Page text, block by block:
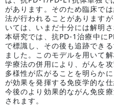
があります。そのため臨床で
法が行われることがあります
いては、いまだ十分には解明
本研究では、抗PD-1治療中に
で標識し、その後も追跡でき
ました。このモデルを用いて
学療法の併用により、がんを
多様性が広がることを明らか
が効果を発揮する免疫学的な
今後のより効果的ながん免疫
されます。